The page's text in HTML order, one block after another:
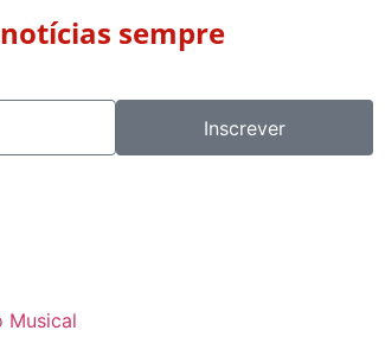
sempre
Inscrever
Musical